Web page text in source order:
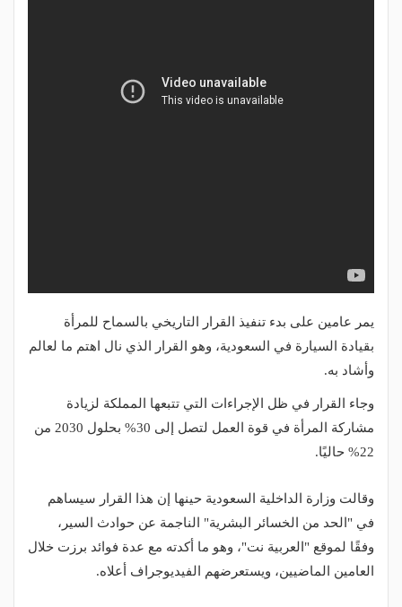
يمر عامين على بدء تنفيذ القرار التاريخي بالسماح للمرأة
بقيادة السيارة في السعودية، وهو القرار الذي نال اهتم ما لعالم
وأشاد به.
وجاء القرار في ظل الإجراءات التي تتبعها المملكة لزيادة
مشاركة المرأة في قوة العمل لتصل إلى 30% بحلول 2030 من
22% حاليًا.
وقالت وزارة الداخلية السعودية حينها إن هذا القرار سيساهم
في "الحد من الخسائر البشرية" الناجمة عن حوادث السير،
وفقًا لموقع "العربية نت"، وهو ما أكدته مع عدة فوائد برزت خلال
العامين الماضيين، ويستعرضهم الفيديوجراف أعلاه.